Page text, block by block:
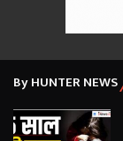
By HUNTER NEWS